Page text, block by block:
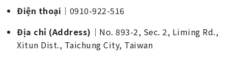
Điện thoại ｜0910-922-516
Địa chỉ (Address) ｜No. 893-2, Sec. 2, Liming Rd.,
Xitun Dist., Taichung City, Taiwan